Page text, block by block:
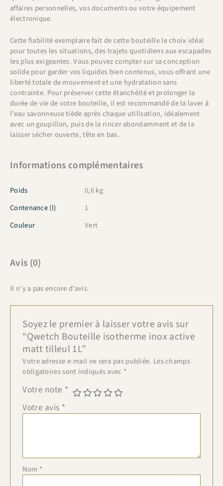
affaires personnelles, vos documents ou votre équipement
électronique.
Cette fiabilité exemplaire fait de cette bouteille le choix idéal
pour toutes les situations, des trajets quotidiens aux escapades
les plus exigeantes. Vous pouvez compter sur sa conception
solide pour garder vos liquides bien contenus, vous offrant une
liberté totale de mouvement et une hydratation sans
contrainte. Pour préserver cette étanchéité et prolonger la
durée de vie de votre bouteille, il est recommandé de la laver à
l’eau savonneuse tiède après chaque utilisation, idéalement
avec un goupillon, puis de la rincer abondamment et de la
laisser sécher ouverte, tête en bas.
Informations complémentaires
Poids
0,6 kg
Contenance (l)
1
Couleur
Vert
Avis (0)
Il n’y a pas encore d’avis.
Soyez le premier à laisser votre avis sur
“Qwetch Bouteille isotherme inox active
matt tilleul 1L”
Votre adresse e-mail ne sera pas publiée. Les champs
obligatoires sont indiqués avec *
Votre note *
Votre avis *
Nom *